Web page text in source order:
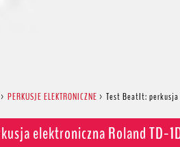
>PERKUSJE ELEKTRONICZNE >Test BeatIt: perkusja
elektroniczna Roland TD-